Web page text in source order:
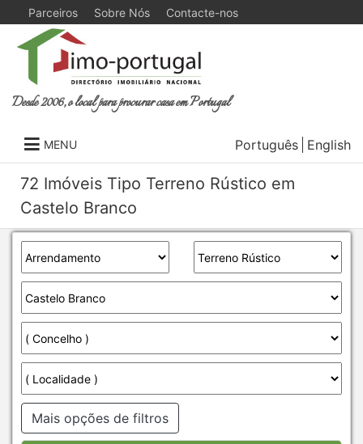
Parceiros Sobre Nós Contacte-nos
Desde 2006, o local para procurar casa em Portugal
MENU Português English
72 Imóveis Tipo Terreno Rústico em
Castelo Branco
Mais opções de filtros